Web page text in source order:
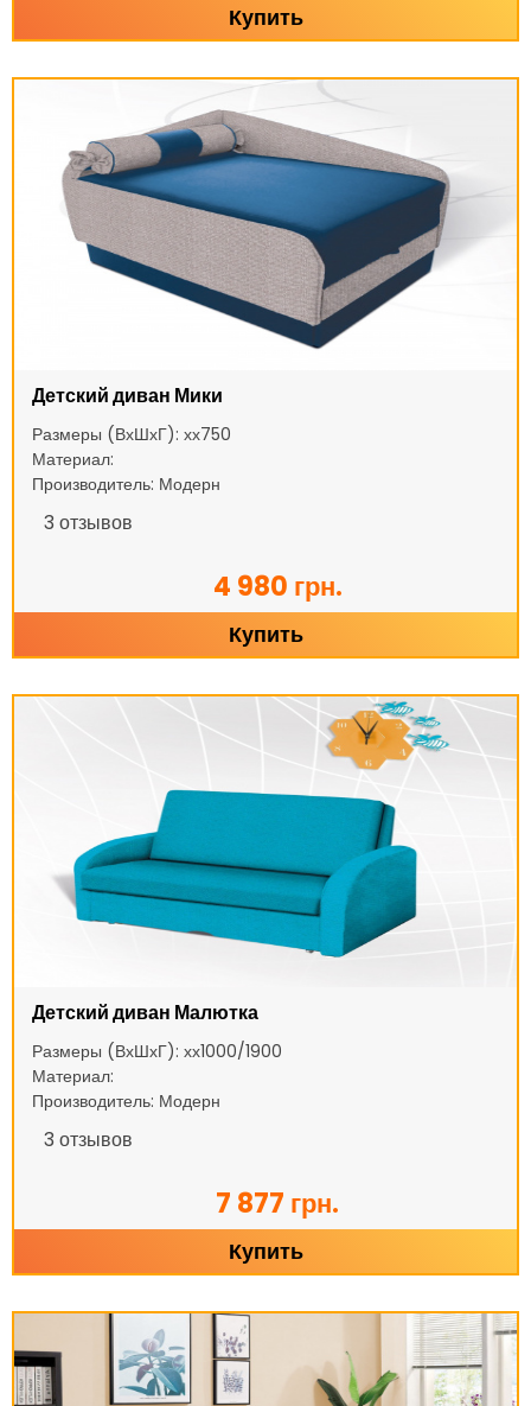
Купить
Детский диван Мики
Размеры (ВхШхГ): хх750
Материал:
Производитель: Модерн
3 отзывов
4 980 грн.
Купить
Детский диван Малютка
Размеры (ВхШхГ): хх1000/1900
Материал:
Производитель: Модерн
3 отзывов
7 877 грн.
Купить